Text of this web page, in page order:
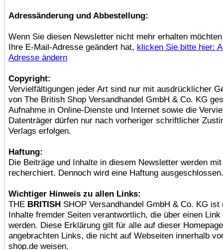
Adressänderung und Abbestellung:
Wenn Sie diesen Newsletter nicht mehr erhalten
Ihre E-Mail-Adresse geändert hat, klicken Sie bitte hier:
Adresse ändern
Copyright:
Vervielfältigungen jeder Art sind nur mit ausdrücklicher
von The British Shop Versandhandel GmbH & Co. KG
Aufnahme in Online-Dienste und Internet sowie die
Datenträger dürfen nur nach vorheriger schriftlicher
Verlags erfolgen.
Haftung:
Die Beiträge und Inhalte in diesem Newsletter werden
recherchiert. Dennoch wird eine Haftung ausgeschlossen.
Wichtiger Hinweis zu allen Links:
THE BRITISH SHOP Versandhandel GmbH & Co. KG
Inhalte fremder Seiten verantwortlich, die über einen
werden. Diese Erklärung gilt für alle auf dieser Homepage
angebrachten Links, die nicht auf Webseiten innerhalb
shop.de weisen.